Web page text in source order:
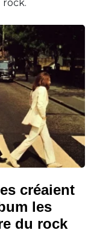
rock.
créaient
les
du rock